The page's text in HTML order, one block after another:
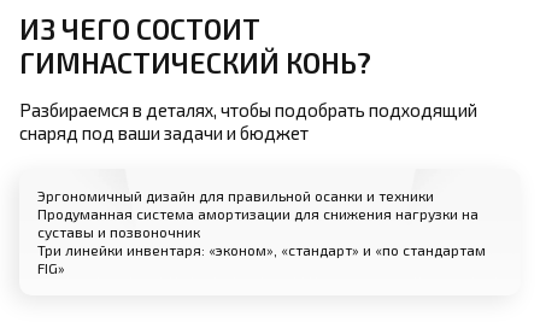
ИЗ ЧЕГО СОСТОИТ
ГИМНАСТИЧЕСКИЙ КОНЬ?
Разбираемся в деталях, чтобы подобрать подходящий
снаряд под ваши задачи и бюджет
Эргономичный дизайн для правильной осанки и техники
Продуманная система амортизации для снижения нагрузки на
суставы и позвоночник
Три линейки инвентаря: «эконом», «стандарт» и «по стандартам
FIG»